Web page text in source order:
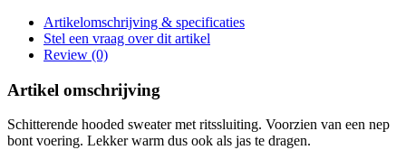
Artikelomschrijving & specificaties
Stel een vraag over dit artikel
Review (0)
Artikel omschrijving
Schitterende hooded sweater met ritssluiting. Voorzien van een nep
bont voering. Lekker warm dus ook als jas te dragen.